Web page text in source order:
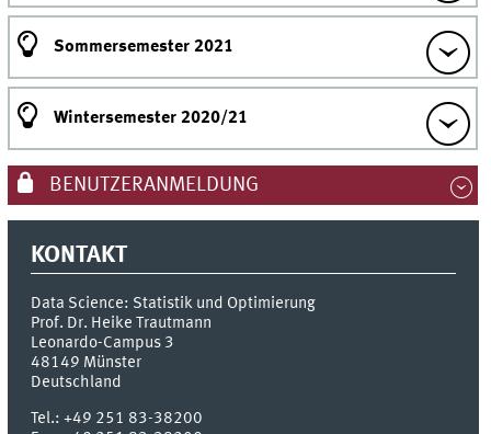
Sommersemester 2021
Wintersemester 2020/21
BENUTZERANMELDUNG
KONTAKT
Data Science: Statistik und Optimierung
Prof. Dr. Heike Trautmann
Leonardo-Campus 3
48149 Münster
Deutschland
Tel.:+49 251 83-38200